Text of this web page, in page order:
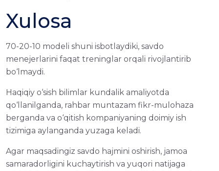
Xulosa
70-20-10 modeli shuni isbotlaydiki, savdo
menejerlarini faqat treninglar orqali rivojlantirib
bo‘lmaydi.
Haqiqiy o‘sish bilimlar kundalik amaliyotda
qo‘llanilganda, rahbar muntazam fikr-mulohaza
berganda va o‘qitish kompaniyaning doimiy ish
tizimiga aylanganda yuzaga keladi.
Agar maqsadingiz savdo hajmini oshirish, jamoa
samaradorligini kuchaytirish va yuqori natijaga